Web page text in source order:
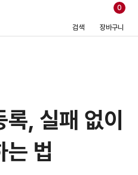
검색 장바구니
0
, 실패 없이
는 법